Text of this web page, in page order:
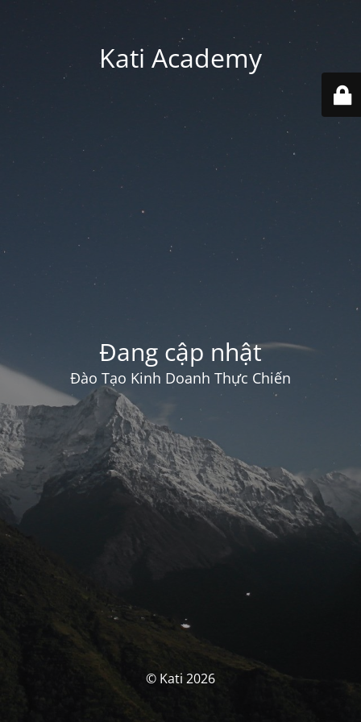
Kati Academy
Đang cập nhật
Đào Tạo Kinh Doanh Thực Chiến
© Kati 2026